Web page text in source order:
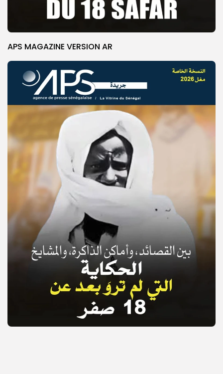
© Copyright 2025, APS
APS MAGAZINE VERSION AR